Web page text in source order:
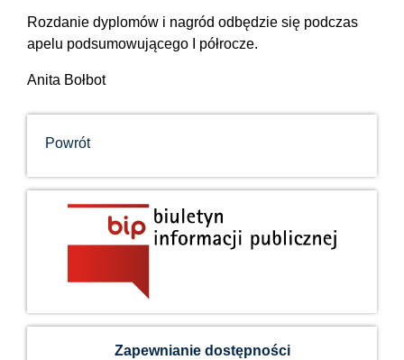
Rozdanie dyplomów i nagród odbędzie się podczas
apelu podsumowującego I półrocze.
Anita Bołbot
Powrót
Zapewnianie dostępności